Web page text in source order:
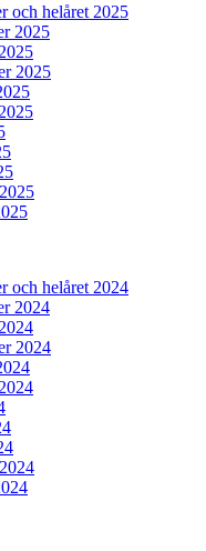
och helåret 2025
2025
2025
och helåret 2024
2024
2024